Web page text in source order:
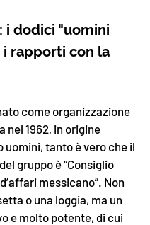
i dodici "uomini
i rapporti con la
come organizzazione
nel 1962, in origine
uomini, tanto è vero che il
gruppo è “Consiglio
messicano”. Non
o una loggia, ma un
e molto potente, di cui